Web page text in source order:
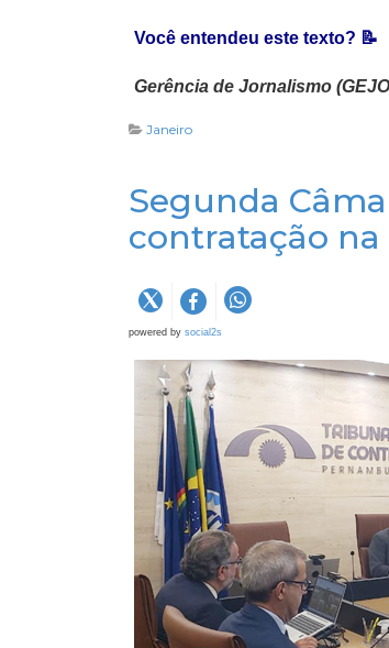
Você entendeu este texto? 📝
Gerência de Jornalismo
Janeiro
Segunda
contratação na
powered by social2s